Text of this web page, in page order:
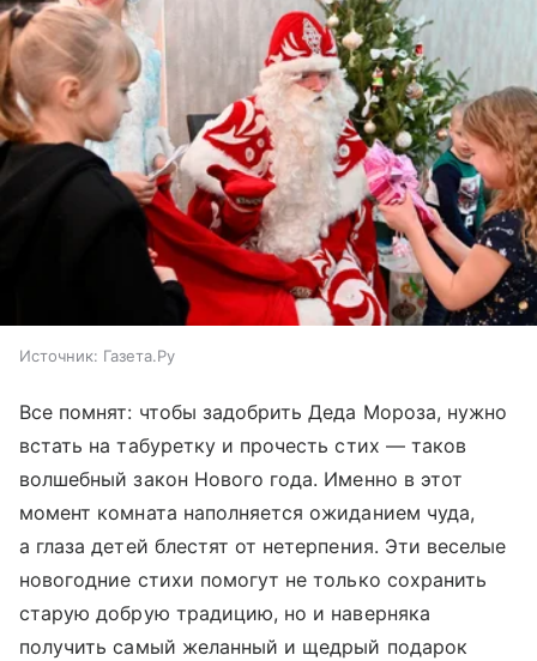
Источник: Газета.Ру
Все помнят: чтобы задобрить Деда Мороза, нужно
встать на табуретку и прочесть стих — таков
волшебный закон Нового года. Именно в этот
момент комната наполняется ожиданием чуда,
а глаза детей блестят от нетерпения. Эти веселые
новогодние стихи помогут не только сохранить
старую добрую традицию, но и наверняка
получить самый желанный и щедрый подарок